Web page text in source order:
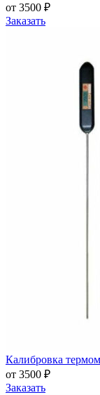
от 3500 ₽
Заказать
Калибровка
от 3500 ₽
Заказать